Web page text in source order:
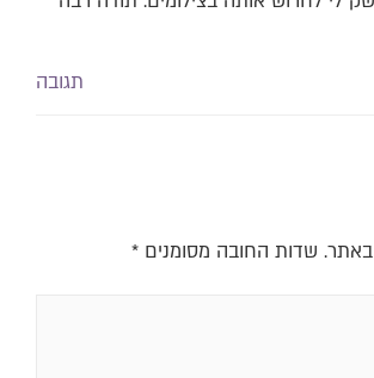
תגובה
באתר. שדות החובה מסומנים *